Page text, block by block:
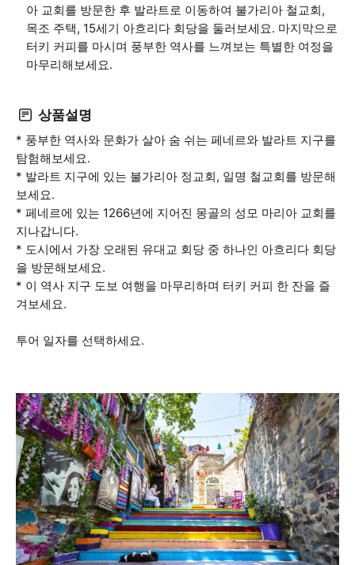
아 교회를 방문한 후 발라트로 이동하여 불가리아 철교회,
목조 주택, 15세기 아흐리다 회당을 둘러보세요. 마지막으로
터키 커피를 마시며 풍부한 역사를 느껴보는 특별한 여정을
마무리해보세요.
상품설명
* 풍부한 역사와 문화가 살아 숨 쉬는 페네르와 발라트 지구를
탐험해보세요.
* 발라트 지구에 있는 불가리아 정교회, 일명 철교회를 방문해
보세요.
* 페네르에 있는 1266년에 지어진 몽골의 성모 마리아 교회를
지나갑니다.
* 도시에서 가장 오래된 유대교 회당 중 하나인 아흐리다 회당
을 방문해보세요.
* 이 역사 지구 도보 여행을 마무리하며 터키 커피 한 잔을 즐
겨보세요.
투어 일자를 선택하세요.